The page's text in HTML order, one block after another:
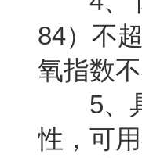
84）不
氧指数
5、
性，可